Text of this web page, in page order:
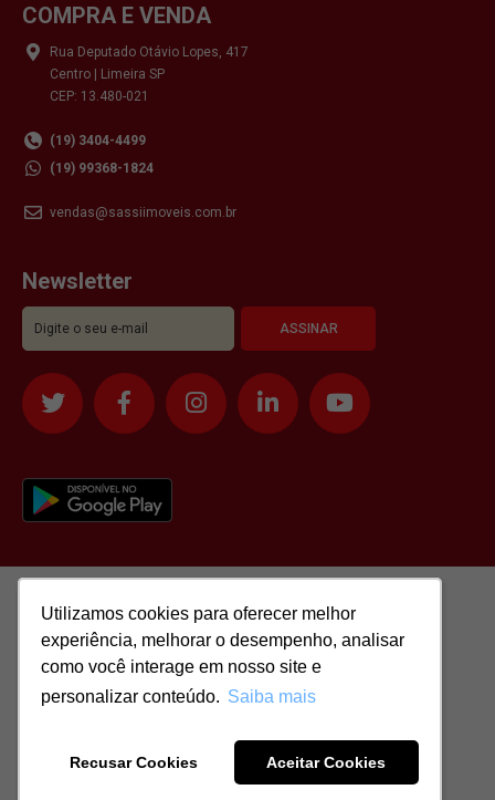
Utilizamos cookies para oferecer melhor
experiência, melhorar o desempenho, analisar
como você interage em nosso site e
personalizar conteúdo. Saiba mais
Recusar Cookies Aceitar Cookies
Utilizamos cookies para oferecer melhor
experiência, melhorar o desempenho, analisar
como você interage em nosso site e
personalizar conteúdo. Saiba mais
Recusar Cookies Aceitar Cookies
COMPRA E VENDA
Rua Deputado Otávio Lopes, 417
Centro | Limeira SP
CEP: 13.480-021
(19) 3404-4499
(19) 99368-1824
vendas@sassiimoveis.com.br
Newsletter
51.417.293/0001-48 | CRECI: J-04970/1